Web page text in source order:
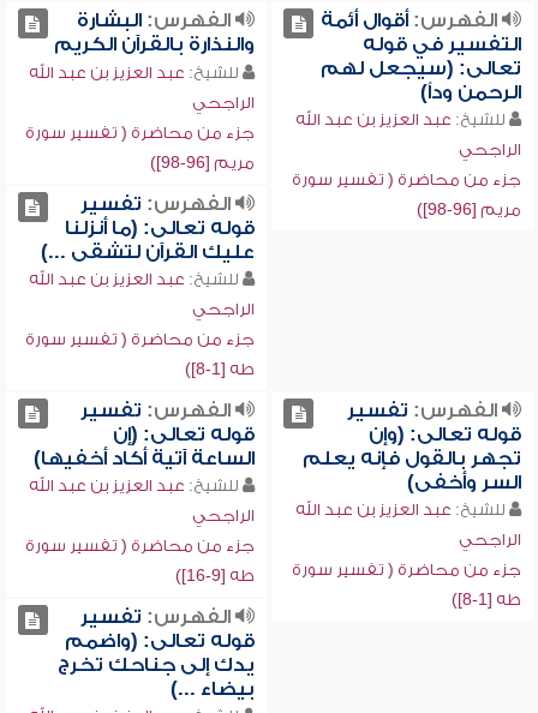
الفهرس:أقوال أئمة
التفسير في قوله
تعالى: (سيجعل لهم
الرحمن وداً)
للشيخ: عبد العزيز بن عبد الله
الراجحي
جزء من محاضرة ( تفسير سورة
مريم [96-98])
الفهرس:البشارة
والنذارة بالقرآن الكريم
للشيخ: عبد العزيز بن عبد الله
الراجحي
جزء من محاضرة ( تفسير سورة
مريم [96-98])
الفهرس: تفسير
قوله تعالى: (ما أنزلنا
عليك القرآن لتشقى ...)
للشيخ: عبد العزيز بن عبد الله
الراجحي
جزء من محاضرة ( تفسير سورة
طه [1-8])
الفهرس: تفسير
قوله تعالى: (وإن
تجهر بالقول فإنه يعلم
السر وأخفى)
للشيخ: عبد العزيز بن عبد الله
الراجحي
جزء من محاضرة ( تفسير سورة
طه [1-8])
الفهرس: تفسير
قوله تعالى: (إن
الساعة آتية أكاد أخفيها)
للشيخ: عبد العزيز بن عبد الله
الراجحي
جزء من محاضرة ( تفسير سورة
طه [9-16])
الفهرس: تفسير
قوله تعالى: (واضمم
يدك إلى جناحك تخرج
بيضاء ...)